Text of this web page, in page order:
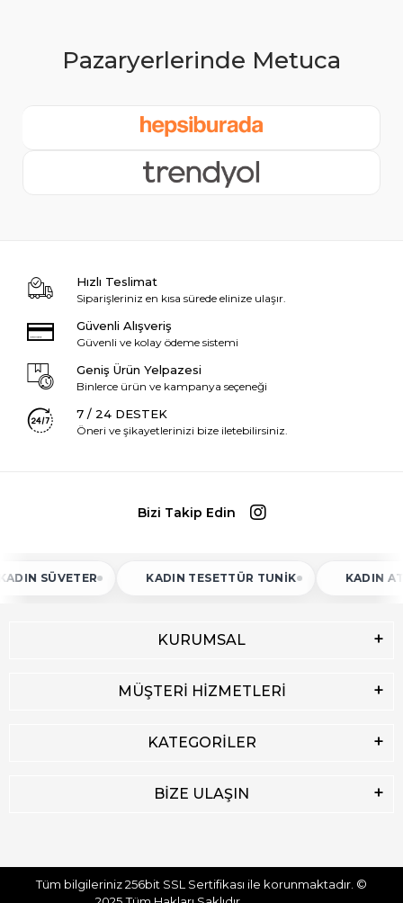
Hızlı Teslimat
Siparişleriniz en kısa sürede elinize ulaşır.
Güvenli Alışveriş
Güvenli ve kolay ödeme sistemi
Geniş Ürün Yelpazesi
Binlerce ürün ve kampanya seçeneği
7 / 24 DESTEK
Öneri ve şikayetlerinizi bize iletebilirsiniz.
Bizi Takip Edin
SÜVETER KADIN TESETTÜR TUNIK KADIN ATLET
KURUMSAL
MÜŞTERİ HİZMETLERİ
KATEGORİLER
BİZE ULAŞIN
Tüm bilgileriniz 256bit SSL Sertifikası ile korunmaktadır. ©